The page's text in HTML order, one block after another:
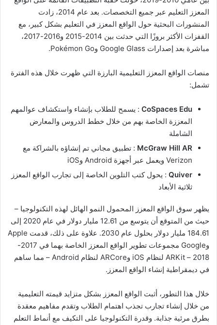
المعزز التعليم عبر جميع التخصصات. بعد عام 2014، زادت
المنشورات البحثية حول الواقع المعزز في التعليم بشكل كبير، مع
القفزات الأكثر بروزًا التي حدثت بين 2014-2015 و2016-2017،
مباشرة بعد إصدارات Google Glass وPokémon Go.
منصات الواقع المعزز التعليمية البارزة التي ظهرت خلال هذه الفترة
تشمل:
CoSpaces Edu : يسمح للطلاب بإنشاء واستكشاف عوالمهم
المعززة الخاصة بهم من خلال خطط الدروس والمعارض
الشاملة
McGraw Hill AR : تطبيق مجاني تم إنشاؤه بالشراكة مع
Verizon ويعمل عبر أجهزة Android وiOS
Quiver : يحول كتب التلوين الخاصة إلى تجارب الواقع المعزز
ثلاثية الأبعاد
يظهر سوق الواقع المعزز المحمول النمو الهائل لهذه التكنولوجيا –
حيث من المتوقع أن يتوسع من 12.61 مليار دولار في عام 2020 إلى
184.61 مليار دولار بحلول عام 2030. علاوة على ذلك، قدمت Apple
وGoogle مجموعات تطوير الواقع المعزز الخاصة بهما في 2017-
2018 – ARKit لنظام iOS وARCore لنظام Android – مما ساهم
في ديمقراطية إنشاء الواقع المعزز.
خلال هذا التطور، أثبت الواقع المعزز بشكل متزايد قيمته التعليمية
من خلال إنشاء تجارب تجذب اهتمام الطلاب وتقدم مفاهيم معقدة
بطرق مرئية جذابة. وقدرة التكنولوجيا على التكيف مع أنماط التعلم